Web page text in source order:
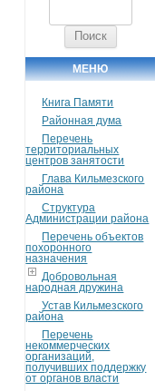
МЕНЮ
Книга Памяти
Районная дума
Перечень
территориальных
центров занятости
Глава Кильмезского
района
Структура
Администрации района
Перечень объектов
похоронного
назначения
Добровольная
народная дружина
Устав Кильмезского
района
Перечень
некоммерческих
организаций,
получивших поддержку
от органов власти